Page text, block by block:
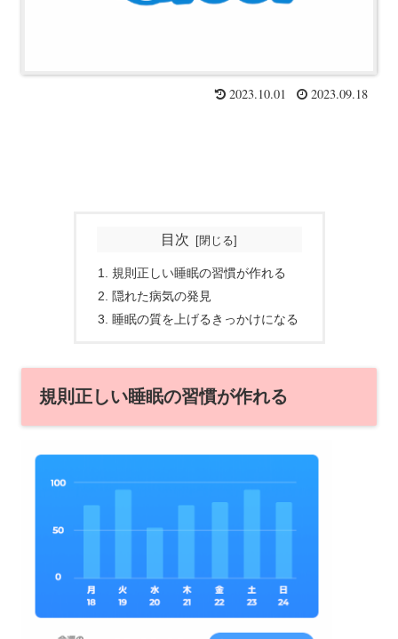
2023.10.01 2023.09.18
目次
規則正しい睡眠の習慣が作れる
隠れた病気の発見
睡眠の質を上げるきっかけになる
規則正しい睡眠の習慣が作れる